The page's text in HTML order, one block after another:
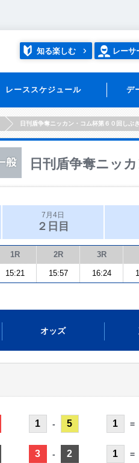
知る楽しむ レーサ
レーススケジュール デ
日刊盾争奪ニッカン・コム杯第６０回しぶ
日刊盾争奪ニッ
7月4日
２日目
1R 2R 3R
15:21 15:57 16:24
オッズ
1 - 5
3 - 2
1 =
1 =